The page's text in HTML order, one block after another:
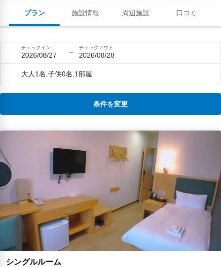
プラン 施設情報 周辺施設 口コミ
す。
チェックイン
2026/08/27
チェックアウト
2026/08/28
大人1名,子供0名,1部屋
条件を変更
シングルルーム